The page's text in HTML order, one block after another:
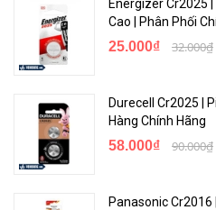
Energizer Cr2025
Cao | Phân Phối
25.000₫ 32.000₫
Durecell Cr2025 |
Hàng Chính Hãng
58.000₫ 90.000₫
Panasonic